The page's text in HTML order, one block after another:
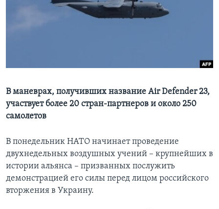
Языки
В маневрах, получивших название Air Defender 23,
участвует более 20 стран-партнеров и около 250
самолетов
В понедельник НАТО начинает проведение
двухнедельных воздушных учений – крупнейших в
истории альянса – призванных послужить
демонстрацией его силы перед лицом российского
вторжения в Украину.